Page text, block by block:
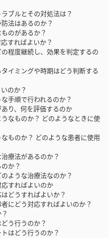
ブルとその対処法は？
法はあるのか？
のがあるか？
すればよいか？
程度継続し、効果を判定するの
イミングや時期はどう判断する
のか？
手順で行われるのか？
り、何を評価するのか
なものか？ どのようなときに使
ものか？ どのような患者に使用
療法があるのか？
か？
ような治療法なのか？
すればよいのか
どうすればよいか？
にどう対応すればよいのか？
う行うのか？
はどう行うのか？